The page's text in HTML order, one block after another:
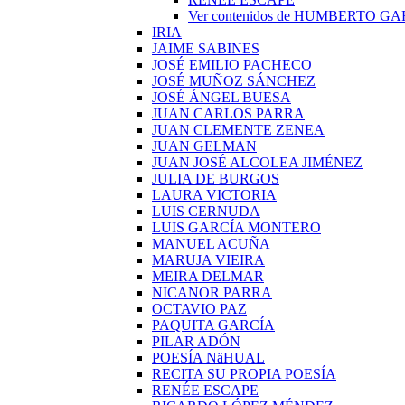
Ver contenidos de HUMBERTO
IRIA
JAIME SABINES
JOSÉ EMILIO PACHECO
JOSÉ MUÑOZ SÁNCHEZ
JOSÉ ÁNGEL BUESA
JUAN CARLOS PARRA
JUAN CLEMENTE ZENEA
JUAN GELMAN
JUAN JOSÉ ALCOLEA JIMÉNEZ
JULIA DE BURGOS
LAURA VICTORIA
LUIS CERNUDA
LUIS GARCÍA MONTERO
MANUEL ACUÑA
MARUJA VIEIRA
MEIRA DELMAR
NICANOR PARRA
OCTAVIO PAZ
PAQUITA GARCÍA
PILAR ADÓN
POESÍA NäHUAL
RECITA SU PROPIA POESÍA
RENÉE ESCAPE